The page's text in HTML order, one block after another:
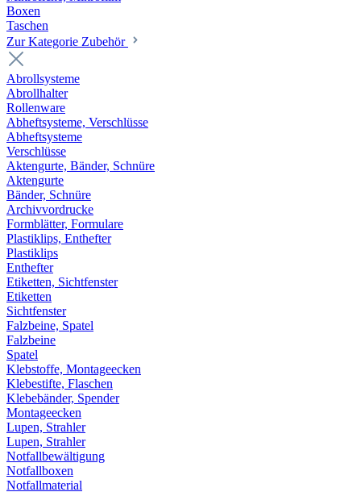
Boxen
Taschen
Zur Kategorie Zubehör
Abrollsysteme
Abrollhalter
Rollenware
Abheftsysteme, Verschlüsse
Abheftsysteme
Verschlüsse
Aktengurte, Bänder, Schnüre
Aktengurte
Bänder, Schnüre
Archivvordrucke
Formblätter, Formulare
Plastiklips, Enthefter
Plastiklips
Enthefter
Etiketten, Sichtfenster
Etiketten
Sichtfenster
Falzbeine, Spatel
Falzbeine
Spatel
Klebstoffe, Montageecken
Klebestifte, Flaschen
Klebebänder, Spender
Montageecken
Lupen, Strahler
Lupen, Strahler
Notfallbewältigung
Notfallboxen
Notfallmaterial